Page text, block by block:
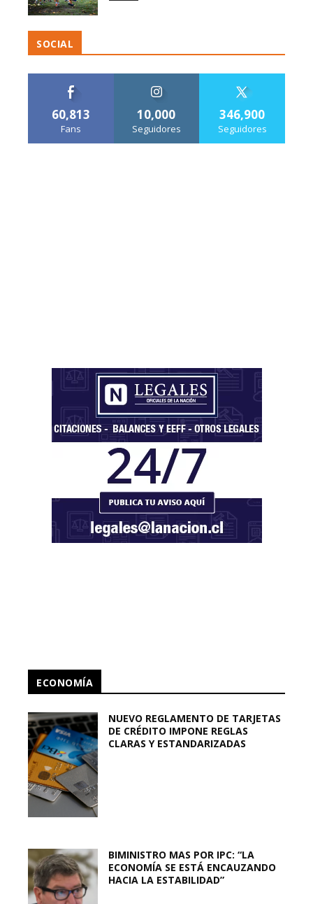
SOCIAL
60,813
Fans
10,000
Seguidores
346,900
Seguidores
ECONOMÍA
NUEVO REGLAMENTO DE TARJETAS
DE CRÉDITO IMPONE REGLAS
CLARAS Y ESTANDARIZADAS
BIMINISTRO MAS POR IPC: “LA
ECONOMÍA SE ESTÁ ENCAUZANDO
HACIA LA ESTABILIDAD”